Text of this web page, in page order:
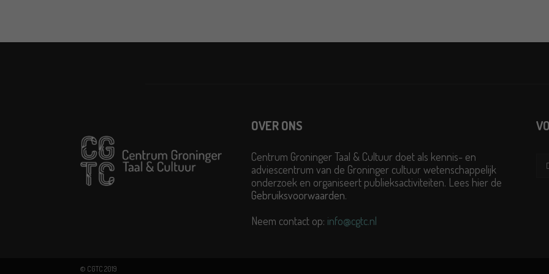
OVER ONS
Centrum Groninger Taal & Cultuur doet als kennis- en
adviescentrum van de Groninger cultuur wetenschappelijk
onderzoek en organiseert publieksactiviteiten. Lees hier de
Gebruiksvoorwaarden.
Neem contact op: info@cgtc.nl
© CGTC 2019